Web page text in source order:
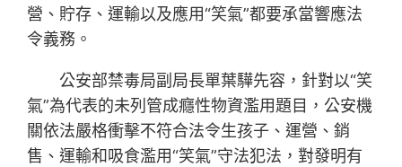
營、貯存、運輸以及應用“笑氣”都要承當響應法
令義務。
公安部禁毒局副局長單葉驊先容，針對以“笑
氣”為代表的未列管成癮性物資濫用題目，公安機
關依法嚴格衝擊不符合法令生孩子、運營、銷
售、運輸和吸食濫用“笑氣”守法犯法，對發明有